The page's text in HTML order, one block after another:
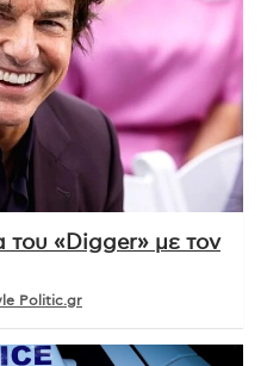
του «Digger» με τον
Politic.gr